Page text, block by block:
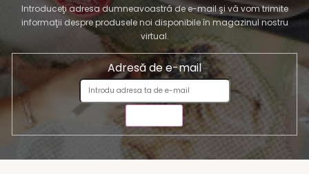
Introduceţi adresa dumneavoastră de e-mail şi vă vom trimite
informaţii despre produsele noi disponibile în magazinul nostru
virtual.
Adresă de e-mail